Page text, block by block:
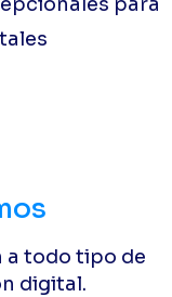
a todo tipo de
digital.